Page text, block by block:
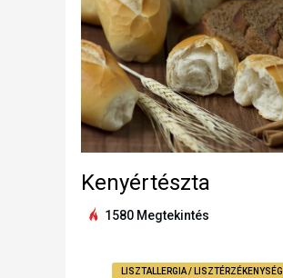
Kenyértészta
1580 Megtekintés
LISZTALLERGIA / LISZTÉRZÉKENYSÉG